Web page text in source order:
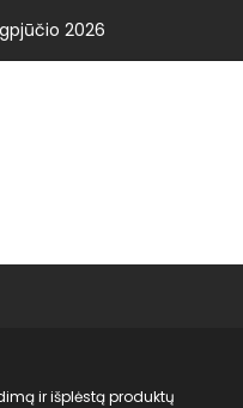
2026
ir išplėstą produktų